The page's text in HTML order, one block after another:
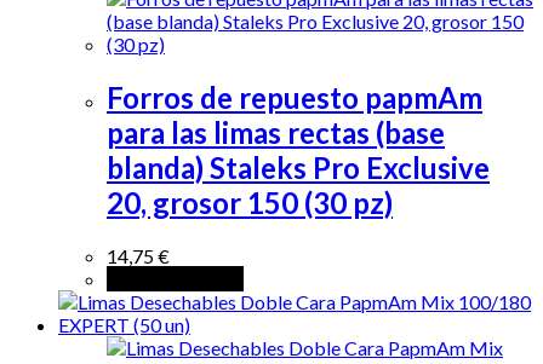
Forros de repuesto papmAm
para las limas rectas (base
blanda) Staleks Pro Exclusive
20, grosor 150 (30 pz)
14,75€